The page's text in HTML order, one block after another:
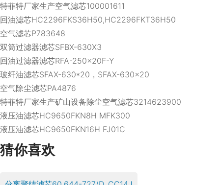
特菲特厂家生产空气滤芯100001611
回油滤芯HC2296FKS36H50,HC2296FKT36H50
空气滤芯P783648
双筒过滤器滤芯SFBX-630X3
回油过滤器滤芯RFA-250x20F-Y
玻纤油滤芯SFAX-630*20，SFAX-630×20
空气除尘滤芯PA4876
特菲特厂家生产矿山设备除尘空气滤芯3214623900
液压油滤芯HC9650FKN8H MFK300
液压油滤芯HC9650FKN16H FJ01C
猜你喜欢